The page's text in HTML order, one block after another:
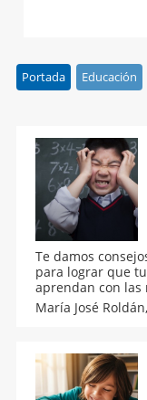
Portada Educación
Te damos
para lograr que
aprendan con las
descomplicada
habilidades
María José Roldán,